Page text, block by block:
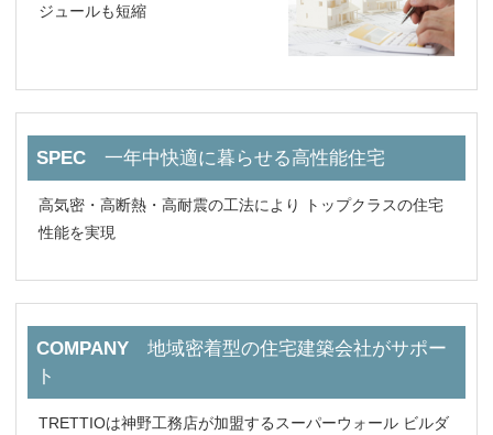
ジュールも短縮
SPEC 一年中快適に暮らせる高性能住宅
高気密・高断熱・高耐震の工法により トップクラスの住宅
性能を実現
COMPANY 地域密着型の住宅建築会社がサポー
ト
TRETTIOは神野工務店が加盟するスーパーウォール ビルダ